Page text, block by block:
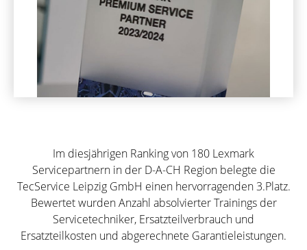
Im diesjährigen Ranking von 180 Lexmark
Servicepartnern in der D-A-CH Region belegte die
TecService Leipzig GmbH einen hervorragenden 3.Platz.
Bewertet wurden Anzahl absolvierter Trainings der
Servicetechniker, Ersatzteilverbrauch und
Ersatzteilkosten und abgerechnete Garantieleistungen.